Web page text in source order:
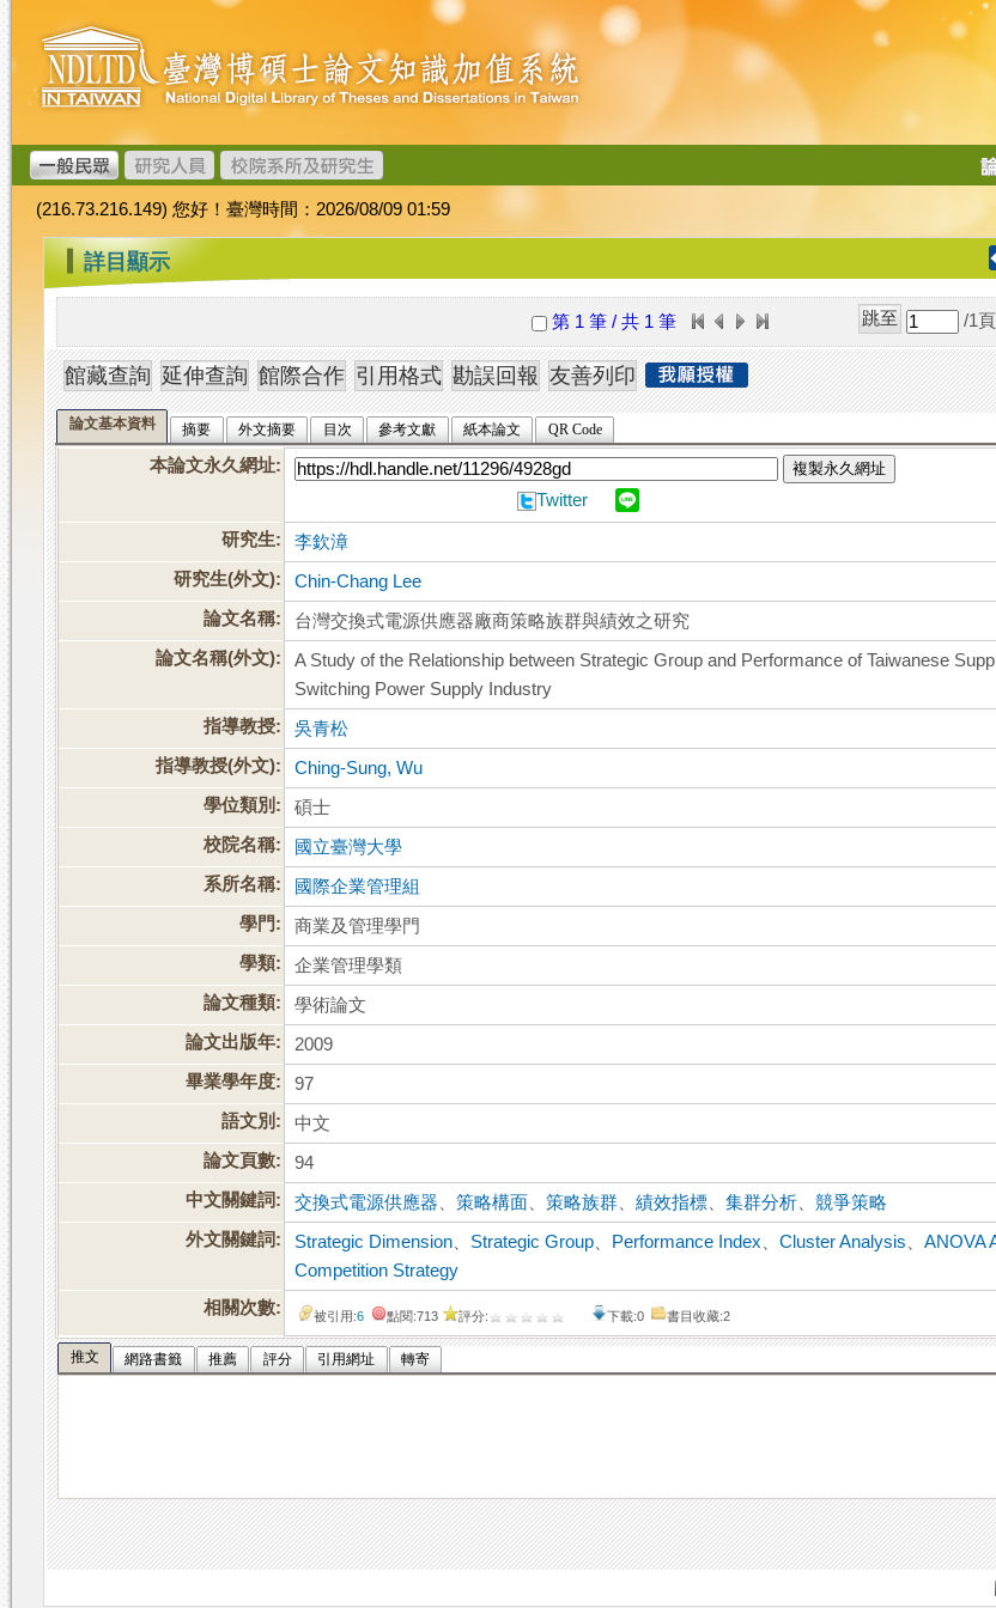
跳
到
主
要
內
容
臺
灣
博
碩
士
論
文
加
值
系
統
導
(216.73.216.149) 您好！臺灣時間：2026/08/09 01:59
::: 詳目顯示
第 1 筆 / 共 1 筆 /1 頁
論文基本資料 摘要 外文摘要 目次 參考文獻 紙本論文 QR Code
本論文永久網址: 複製永久網址
Twitter
研究生:
李欽漳
研究生(外文):
Chin-Chang Lee
論文名稱:
台灣交換式電源供應器廠商策略族群與績效之研究
論文名稱(外文):
A Study of the Relationship between Strategic Group and Performance of Taiwanese
Switching Power Supply Industry
指導教授:
吳青松
指導教授(外文):
Ching-Sung, Wu
學位類別:
碩士
校院名稱:
國立臺灣大學
系所名稱:
國際企業管理組
學門:
商業及管理學門
學類:
企業管理學類
論文種類:
學術論文
論文出版年:
2009
畢業學年度:
97
語文別:
中文
論文頁數:
94
中文關鍵詞:
交換式電源供應器 、策略構面 、策略族群 、績效指標 、集群分析 、競爭策略
外文關鍵詞:
Strategic Dimension Strategic Group Performance Index 、Cluster Analysis 、ANOVA
Competition Strategy
相關次數:
被引用:6 點閱:713 評分: 下載:0 書目收藏:2
推文 網路書籤 推薦 評分 引用網址 轉寄